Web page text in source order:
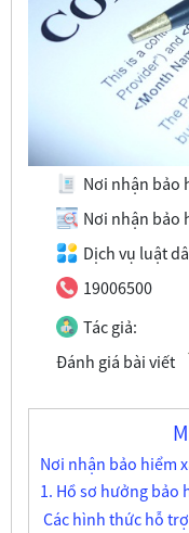
Nơi nhận bảo
Nơi nhận bảo
Dịch vụ luật
19006500
Tác giả:
Đánh giá bài viết
Nơi nhận bảo hiểm
1. Hồ sơ hưởng bảo
Các hình thức hỗ